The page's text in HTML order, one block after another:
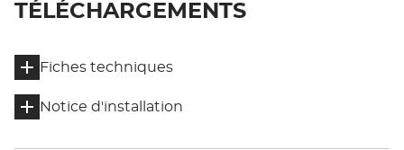
TÉLÉCHARGEMENTS
Fiches techniques
Notice d'installation